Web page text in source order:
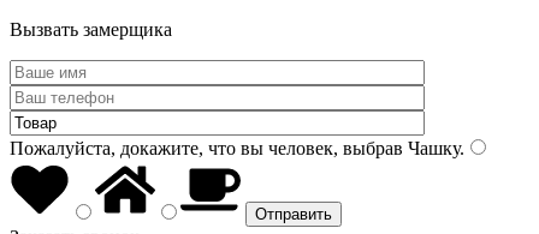
Вызвать замерщика
Пожалуйста, докажите, что вы человек, выбрав Чашку.